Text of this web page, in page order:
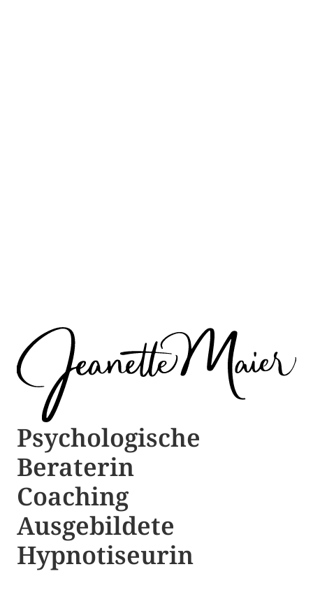
Psychologische ​​
Beraterin
Coaching
Ausgebildete​ ​
Hypnotiseurin